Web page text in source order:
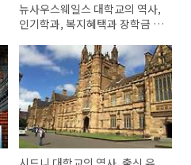
뉴사우스웨일스 대학교의 역사,
인기학과, 복지혜택과 장학금 정